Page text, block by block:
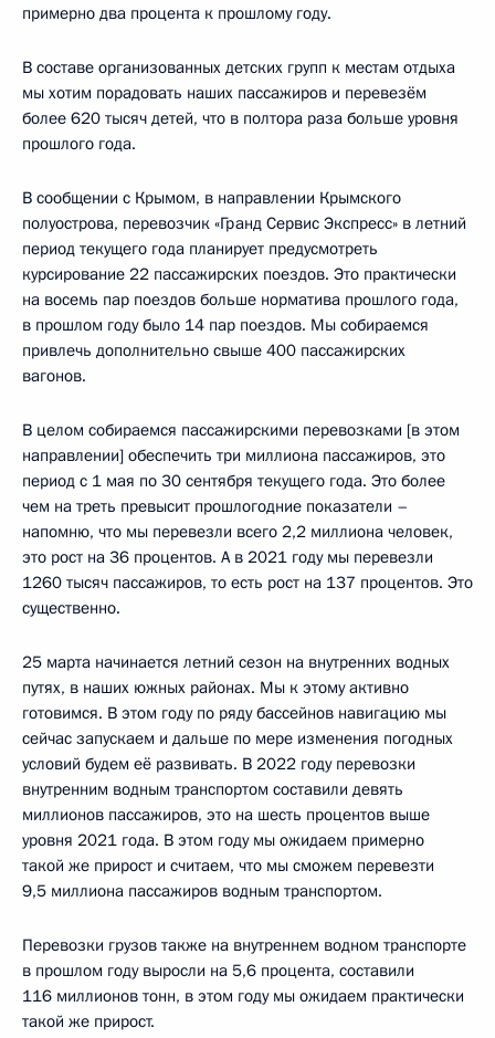
примерно два процента к прошлому году.
В составе организованных детских групп к местам отдыха
мы хотим порадовать наших пассажиров и перевезём
более 620 тысяч детей, что в полтора раза больше уровня
прошлого года.
В сообщении с Крымом, в направлении Крымского
полуострова, перевозчик «Гранд Сервис Экспресс» в летний
период текущего года планирует предусмотреть
курсирование 22 пассажирских поездов. Это практически
на восемь пар поездов больше норматива прошлого года,
в прошлом году было 14 пар поездов. Мы собираемся
привлечь дополнительно свыше 400 пассажирских
вагонов.
В целом собираемся пассажирскими перевозками [в этом
направлении] обеспечить три миллиона пассажиров, это
период с 1 мая по 30 сентября текущего года. Это более
чем на треть превысит прошлогодние показатели –
напомню, что мы перевезли всего 2,2 миллиона человек,
это рост на 36 процентов. А в 2021 году мы перевезли
1260 тысяч пассажиров, то есть рост на 137 процентов. Это
существенно.
25 марта начинается летний сезон на внутренних водных
путях, в наших южных районах. Мы к этому активно
готовимся. В этом году по ряду бассейнов навигацию мы
сейчас запускаем и дальше по мере изменения погодных
условий будем её развивать. В 2022 году перевозки
внутренним водным транспортом составили девять
миллионов пассажиров, это на шесть процентов выше
уровня 2021 года. В этом году мы ожидаем примерно
такой же прирост и считаем, что мы сможем перевезти
9,5 миллиона пассажиров водным транспортом.
Перевозки грузов также на внутреннем водном транспорте
в прошлом году выросли на 5,6 процента, составили
116 миллионов тонн, в этом году мы ожидаем практически
такой же прирост.